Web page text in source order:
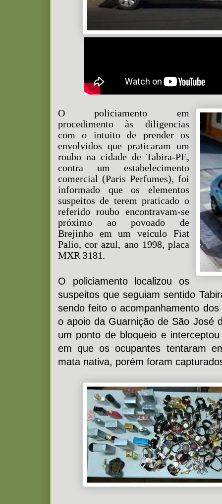
O policiamento em
procedimento às diligencias
com o intuito de prender os
envolvidos que praticaram um
roubo na cidade de Tabira-PE,
contra um estabelecimento
comercial (Paris Perfumes), foi
informado que os elementos
suspeitos de terem praticado o
referido roubo encontravam-se
próximo ao povoado de
Brejinho em um veículo Fiat
Palio, cor azul, ano 1998, placa
MXR 3181.
O policiamento localizou os
suspeitos que seguiam sentido
sendo feito o acompanhamento
o apoio da Guarnição de São José
um ponto de bloqueio e
em que os ocupantes tentaram
mata nativa, porém foram